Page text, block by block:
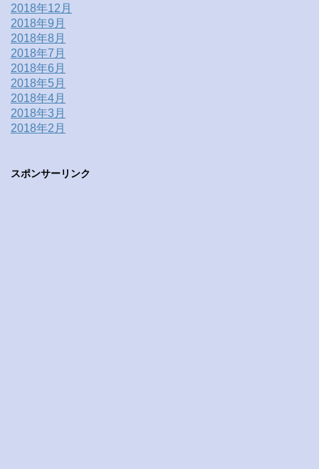
2018年12月
2018年9月
2018年8月
2018年7月
2018年6月
2018年5月
2018年4月
2018年3月
2018年2月
スポンサーリンク